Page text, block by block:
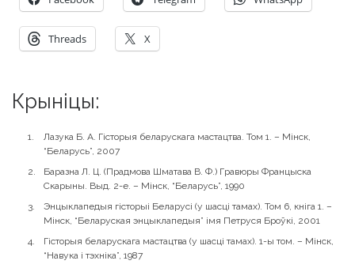
Threads X
Крыніцы:
Лазука Б. А. Гісторыя беларускага мастацтва. Том 1. – Мінск,
“Беларусь”, 2007
Баразна Л. Ц. (Прадмова Шматава В. Ф.) Гравюры Францыска
Скарыны. Выд. 2-е. – Мінск, “Беларусь”, 1990
Энцыклапедыя гісторыі Беларусі (у шасці тамах). Том 6, кніга 1. –
Мінск, “Беларуская энцыклапедыя” імя Петруся Броўкі, 2001
Гісторыя беларускага мастацтва (у шасці тамах). 1-ы том. – Мінск,
“Навука і тэхніка”, 1987